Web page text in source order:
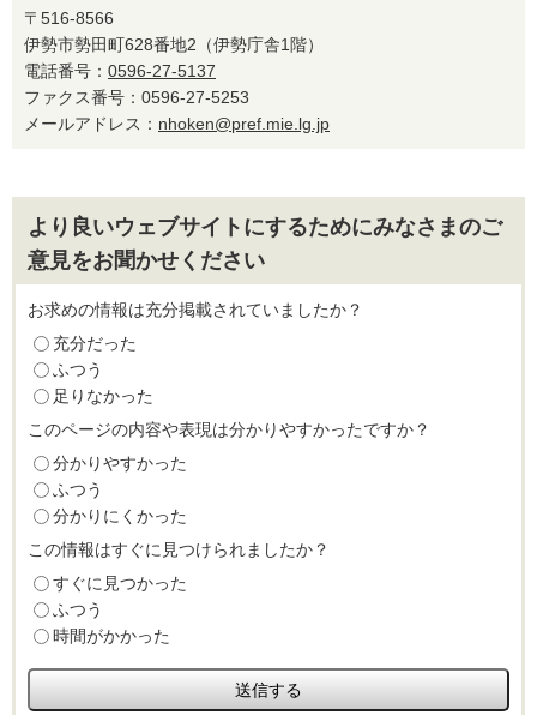
〒516-8566
伊勢市勢田町628番地2（伊勢庁舎1階）
電話番号： 0596-27-5137
ファクス番号：0596-27-5253
メールアドレス： nhoken@pref.mie.lg.jp
より良いウェブサイトにするためにみなさまのご
意見をお聞かせください
お求めの情報は充分掲載されていましたか？
充分だった
ふつう
足りなかった
このページの内容や表現は分かりやすかったですか？
分かりやすかった
ふつう
分かりにくかった
この情報はすぐに見つけられましたか？
すぐに見つかった
ふつう
時間がかかった